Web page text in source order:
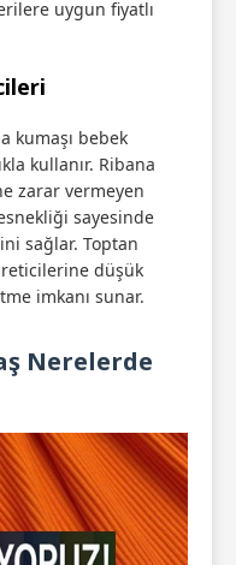
uygun fiyatlı
kumaşı bebek
kullanır. Ribana
zarar vermeyen
sayesinde
sağlar. Toptan
düşük
imkanı sunar.
Nerelerde